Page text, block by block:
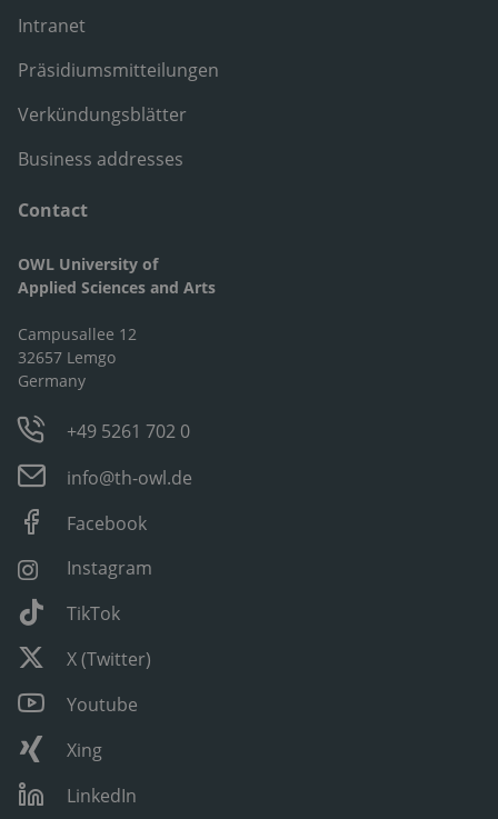
Intranet
Präsidiumsmitteilungen
Verkündungsblätter
Business addresses
Contact
OWL University of
Applied Sciences and Arts
Campusallee 12
32657 Lemgo
Germany
+49 5261 702 0
info@th-owl.de
Facebook
Instagram
TikTok
X (Twitter)
Youtube
Xing
LinkedIn